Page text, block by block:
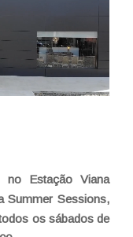
no Estação Viana
Summer Sessions,
os sábados de